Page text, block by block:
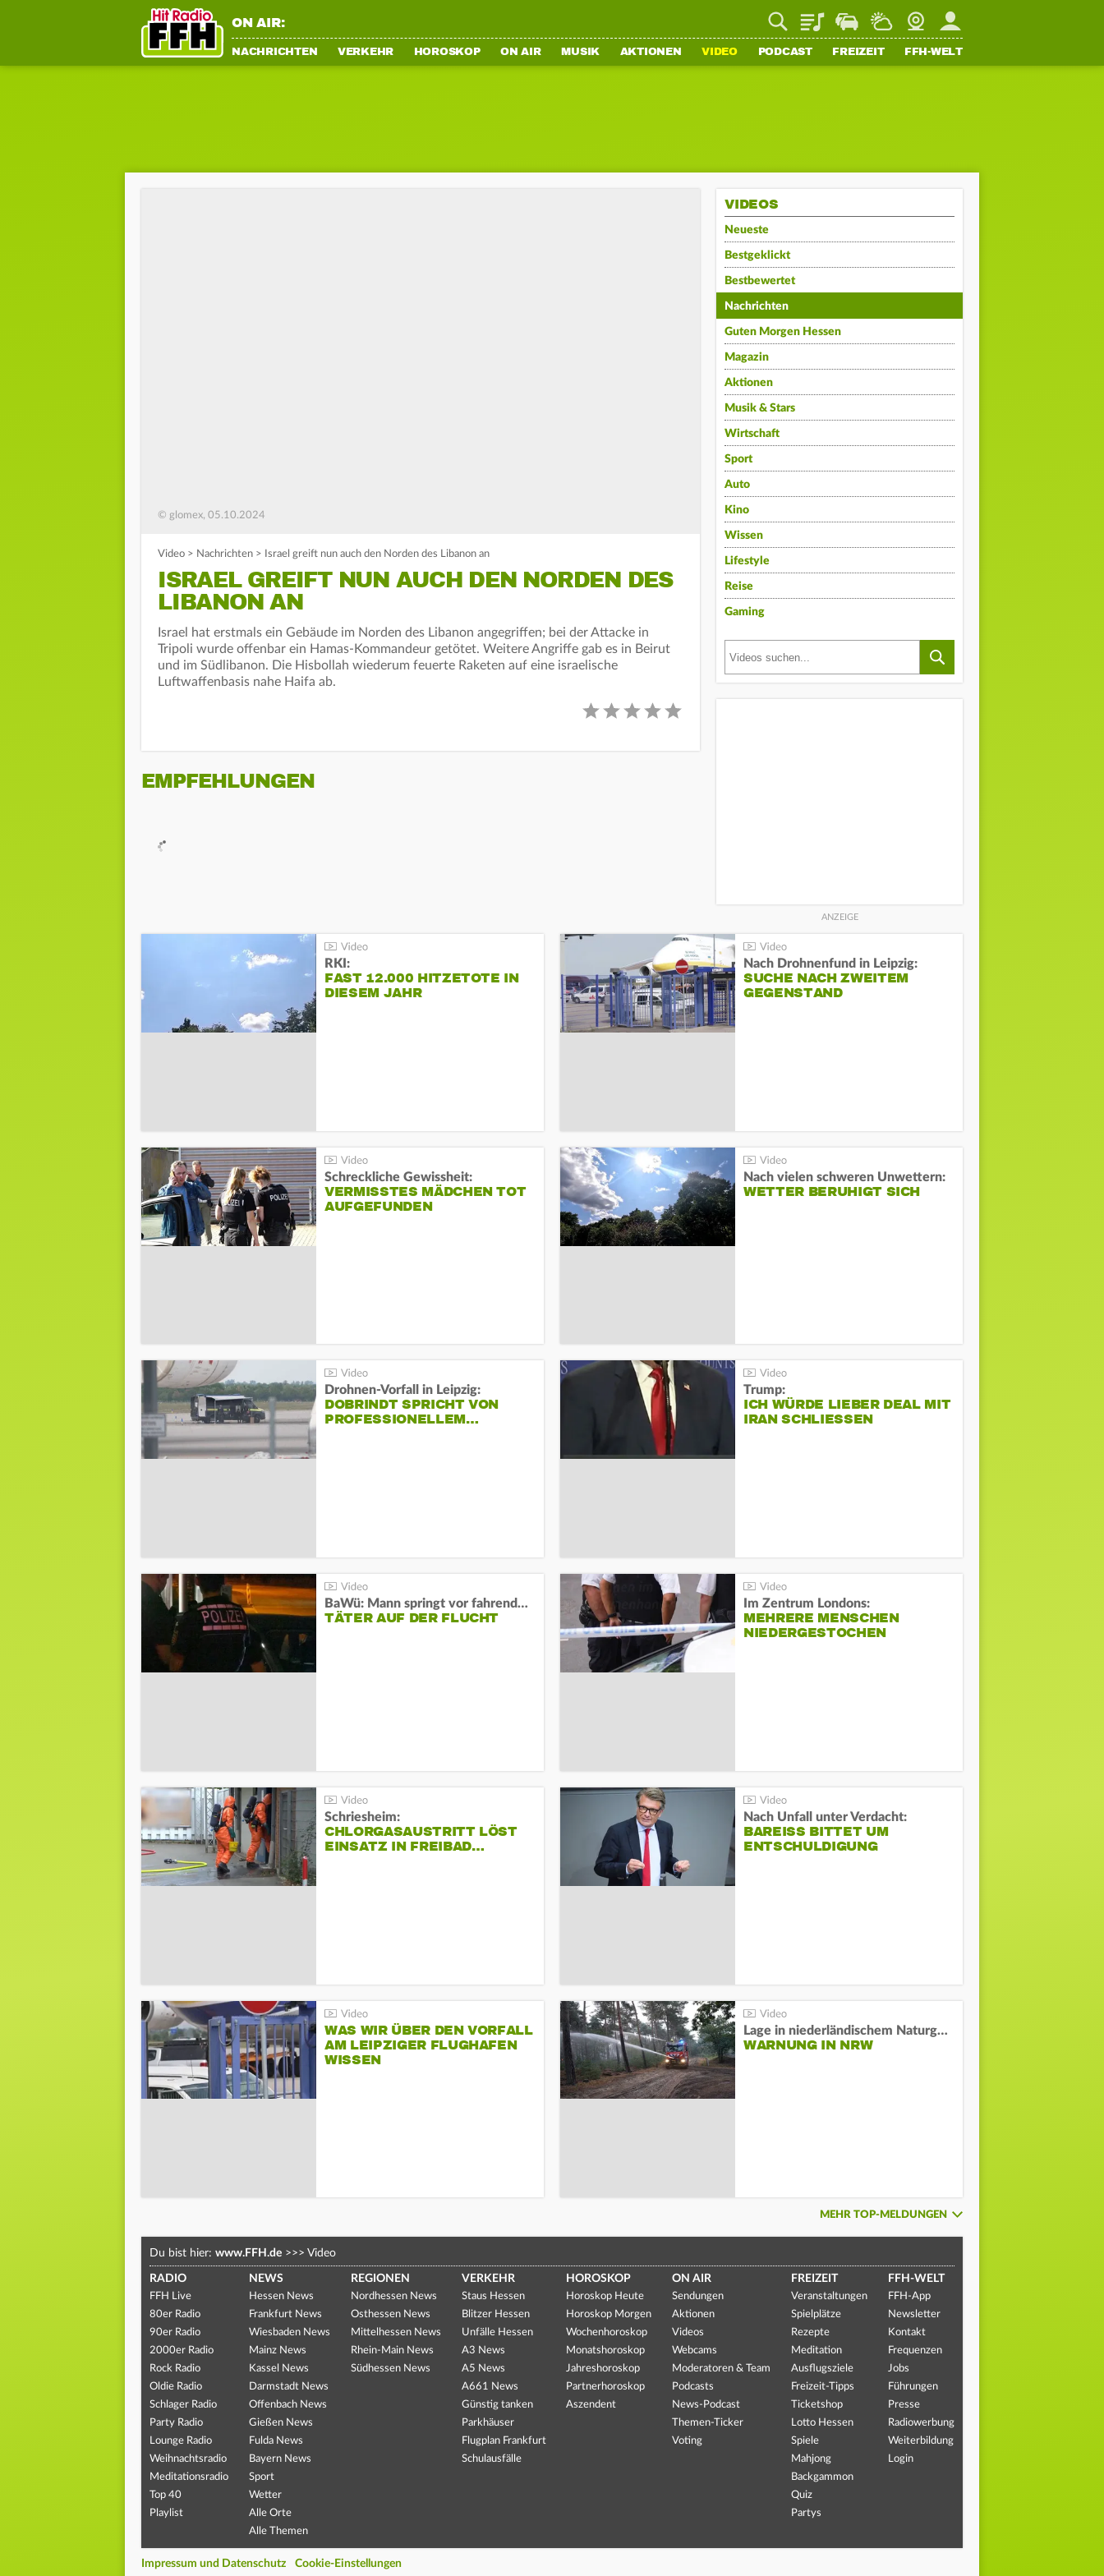
ON AIR: PlaylistStaupilotWetterWebcamMein FFH
NACHRICHTEN VERKEHR HOROSKOP ON AIR MUSIK AKTIONEN VIDEO PODCAST FREIZEIT FFH-WELT
© glomex, 05.10.2024
Video > Nachrichten > Israel greift nun auch den Norden des Libanon an
ISRAEL GREIFT NUN AUCH DEN NORDEN DES
LIBANON AN
Israel hat erstmals ein Gebäude im Norden des Libanon angegriffen; bei der Attacke in
Tripoli wurde offenbar ein Hamas-Kommandeur getötet. Weitere Angriffe gab es in Beirut
und im Südlibanon. Die Hisbollah wiederum feuerte Raketen auf eine israelische
Luftwaffenbasis nahe Haifa ab.
EMPFEHLUNGEN
VIDEOS
Neueste
Bestgeklickt
Bestbewertet
Nachrichten
Guten Morgen Hessen
Magazin
Aktionen
Musik & Stars
Wirtschaft
Sport
Auto
Kino
Wissen
Lifestyle
Reise
Gaming
RKI:
FAST 12.000 HITZETOTE IN
DIESEM JAHR
Nach Drohnenfund in Leipzig:
SUCHE NACH ZWEITEM
GEGENSTAND
Schreckliche Gewissheit:
VERMISSTES MÄDCHEN TOT
AUFGEFUNDEN
Nach vielen schweren Unwettern:
WETTER BERUHIGT SICH
Drohnen-Vorfall in Leipzig:
DOBRINDT SPRICHT VON
PROFESSIONELLEM…
Trump:
ICH WÜRDE LIEBER DEAL MIT
IRAN SCHLIESSEN
BaWü: Mann springt vor fahrendes Auto und schießt
TÄTER AUF DER FLUCHT
Im Zentrum Londons:
MEHRERE MENSCHEN
NIEDERGESTOCHEN
Schriesheim:
CHLORGASAUSTRITT LÖST
EINSATZ IN FREIBAD…
Nach Unfall unter Verdacht:
BAREISS BITTET UM E
NTSCHULDIGUNG
WAS WIR ÜBER DEN VORFALL
AM LEIPZIGER FLUGHAFEN
WISSEN
Lage in niederländischem Naturgebiet stabil
WARNUNG IN NRW
MEHR TOP-MELDUNGEN
Du bist hier: www.FFH.de >>> Video
RADIO
FFH Live
80er Radio
90er Radio
2000er Radio
Rock Radio
Oldie Radio
Schlager Radio
Party Radio
Lounge Radio
Weihnachtsradio
Meditationsradio
Top 40
Playlist
NEWS
Hessen News
Frankfurt News
Wiesbaden News
Mainz News
Kassel News
Darmstadt News
Offenbach News
Gießen News
Fulda News
Bayern News
Sport
Wetter
Alle Orte
Alle Themen
REGIONEN
Nordhessen News
Osthessen News
Mittelhessen News
Rhein-Main News
Südhessen News
VERKEHR
Staus Hessen
Blitzer Hessen
Unfälle Hessen
A3 News
A5 News
A661 News
Günstig tanken
Parkhäuser
Flugplan Frankfurt
Schulausfälle
HOROSKOP
Horoskop Heute
Horoskop Morgen
Wochenhoroskop
Monatshoroskop
Jahreshoroskop
Partnerhoroskop
Aszendent
ON AIR
Sendungen
Aktionen
Videos
Webcams
Moderatoren & Team
Podcasts
News-Podcast
Themen-Ticker
Voting
FREIZEIT
Veranstaltungen
Spielplätze
Rezepte
Meditation
Ausflugsziele
Freizeit-Tipps
Ticketshop
Lotto Hessen
Spiele
Mahjong
Backgammon
Quiz
Partys
FFH-WELT
FFH-App
Newsletter
Kontakt
Frequenzen
Jobs
Führungen
Presse
Radiowerbung
Weiterbildung
Login
Impressum und Datenschutz Cookie-Einstellungen